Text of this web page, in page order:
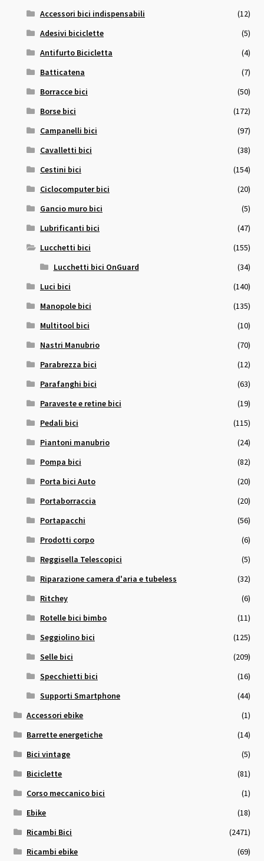
Accessori bici indispensabili
(12)
Adesivi biciclette
(5)
Antifurto Bicicletta
(4)
Batticatena
(7)
Borracce bici
(50)
Borse bici
(172)
Campanelli bici
(97)
Cavalletti bici
(38)
Cestini bici
(154)
Ciclocomputer bici
(20)
Gancio muro bici
(5)
Lubrificanti bici
(47)
Lucchetti bici
(155)
Lucchetti bici OnGuard
(34)
Luci bici
(140)
Manopole bici
(135)
Multitool bici
(10)
Nastri Manubrio
(70)
Parabrezza bici
(12)
Parafanghi bici
(63)
Paraveste e retine bici
(19)
Pedali bici
(115)
Piantoni manubrio
(24)
Pompa bici
(82)
Porta bici Auto
(20)
Portaborraccia
(20)
Portapacchi
(56)
Prodotti corpo
(6)
Reggisella Telescopici
(5)
Riparazione camera d'aria e tubeless
(32)
Ritchey
(6)
Rotelle bici bimbo
(11)
Seggiolino bici
(125)
Selle bici
(209)
Specchietti bici
(16)
Supporti Smartphone
(44)
Accessori ebike
(1)
Barrette energetiche
(14)
Bici vintage
(5)
Biciclette
(81)
Corso meccanico bici
(1)
Ebike
(18)
Ricambi Bici
(2471)
Ricambi ebike
(69)